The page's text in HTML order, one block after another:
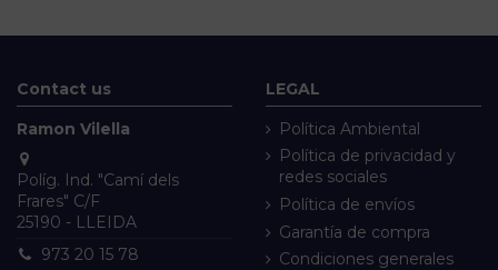
Contact us
Ramon Vilella
Políg. Ind. "Camí dels
Frares" C/F
25190 - LLEIDA
973 20 15 78
LEGAL
Política Ambiental
Política de privacidad y
redes sociales
Política de envíos
Garantía de compra
Condiciones generales